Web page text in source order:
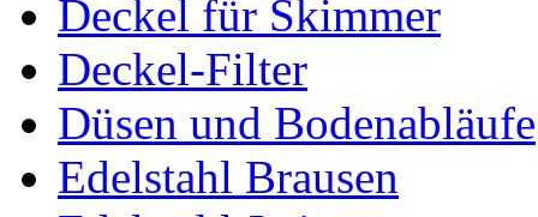
Deckel für Skimmer
Deckel-Filter
Düsen und Bodenabläufe
Edelstahl Brausen